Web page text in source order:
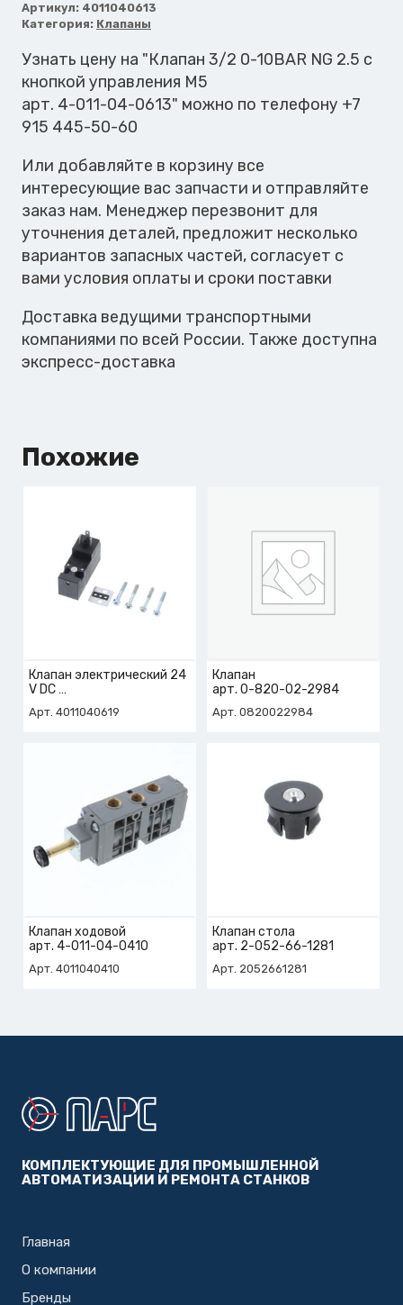
3/2
0-
10BAR
NG
2.5
с
управления
M5
Артикул: 4011040613
Категория: Клапаны
Узнать цену на "Клапан 3/2 0-10BAR NG 2.5 с
кнопкой управления M5
арт. 4-011-04-0613" можно по телефону +7
915 445-50-60
Или добавляйте в корзину все
интересующие вас запчасти и отправляйте
заказ нам. Менеджер перезвонит для
уточнения деталей, предложит несколько
вариантов запасных частей, согласует с
вами условия оплаты и сроки поставки
Доставка ведущими транспортными
компаниями по всей России. Также доступна
экспресс-доставка
Похожие
Клапан электрический 24
V DC
Арт. 4011040619
Клапан
арт. 0-820-02-2984
Арт. 0820022984
Клапан ходовой
арт. 4-011-04-0410
Арт. 4011040410
Клапан стола
арт. 2-052-66-1281
Арт. 2052661281
КОМПЛЕКТУЮЩИЕ ДЛЯ ПРОМЫШЛЕННОЙ
АВТОМАТИЗАЦИИ И РЕМОНТА СТАНКОВ
Главная
О компании
Бренды